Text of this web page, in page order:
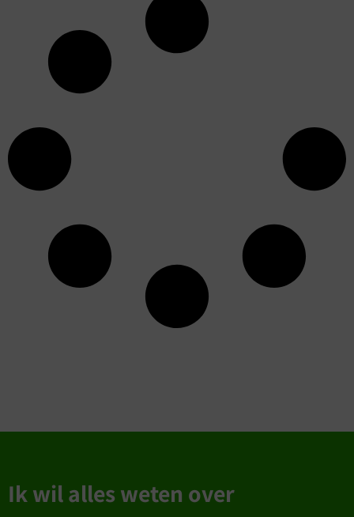
Ik wil alles weten over